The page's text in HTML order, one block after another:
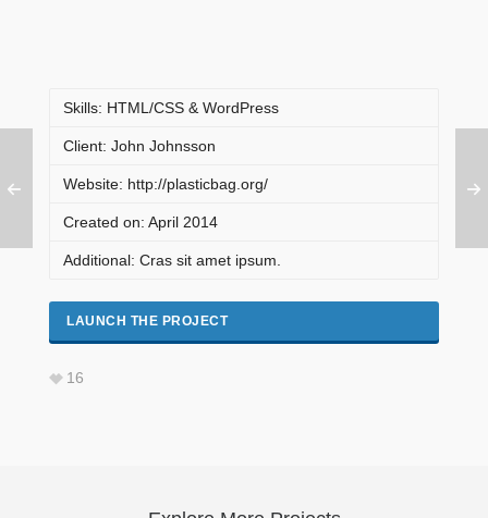
Skills: HTML/CSS & WordPress
Client: John Johnsson
Website: http://plasticbag.org/
Created on: April 2014
Additional: Cras sit amet ipsum.
LAUNCH THE PROJECT
16